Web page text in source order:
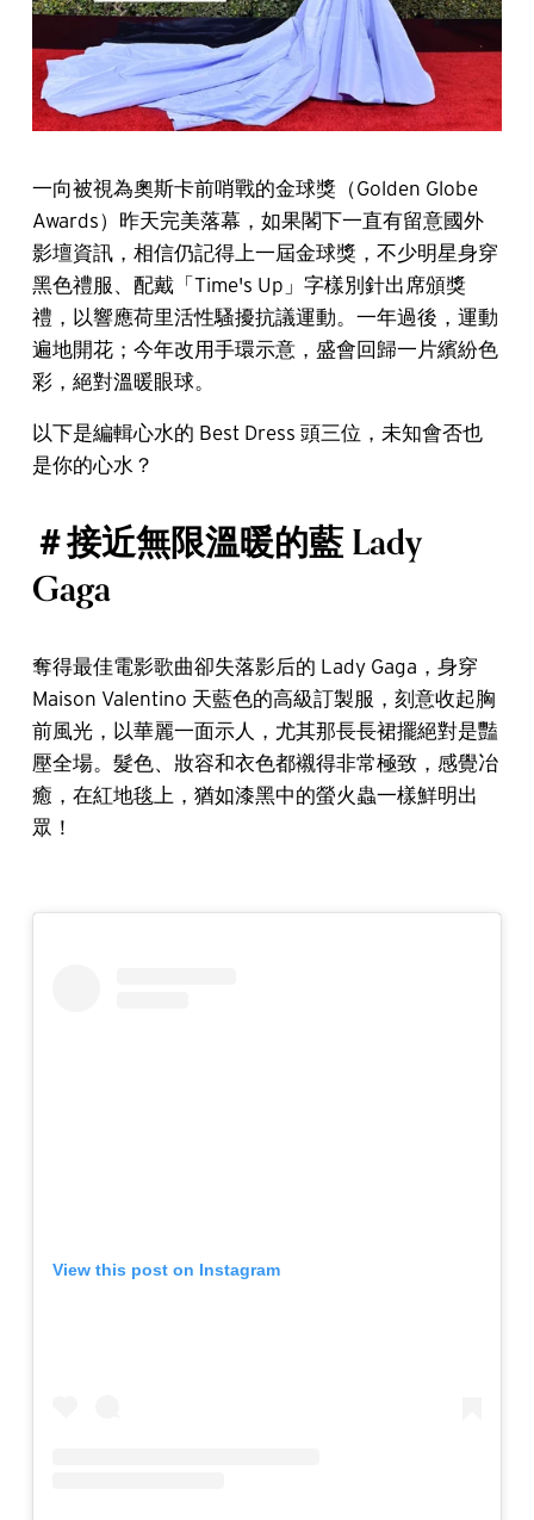
一向被視為奧斯卡前哨戰的金球獎（Golden Globe
Awards）昨天完美落幕，如果閣下一直有留意國外
影壇資訊，相信仍記得上一屆金球獎，不少明星身穿
黑色禮服、配戴「Time's Up」字樣別針出席頒獎
禮，以響應荷里活性騷擾抗議運動。一年過後，運動
遍地開花；今年改用手環示意，盛會回歸一片繽紛色
彩，絕對溫暖眼球。
以下是編輯心水的 Best Dress 頭三位，未知會否也
是你的心水？
＃接近無限溫暖的藍 Lady
Gaga
奪得最佳電影歌曲卻失落影后的 Lady Gaga，身穿
Maison Valentino 天藍色的高級訂製服，刻意收起胸
前風光，以華麗一面示人，尤其那長長裙擺絕對是豔
壓全場。髮色、妝容和衣色都襯得非常極致，感覺冶
癒，在紅地毯上，猶如漆黑中的螢火蟲一樣鮮明出
眾！
View this post on Instagram